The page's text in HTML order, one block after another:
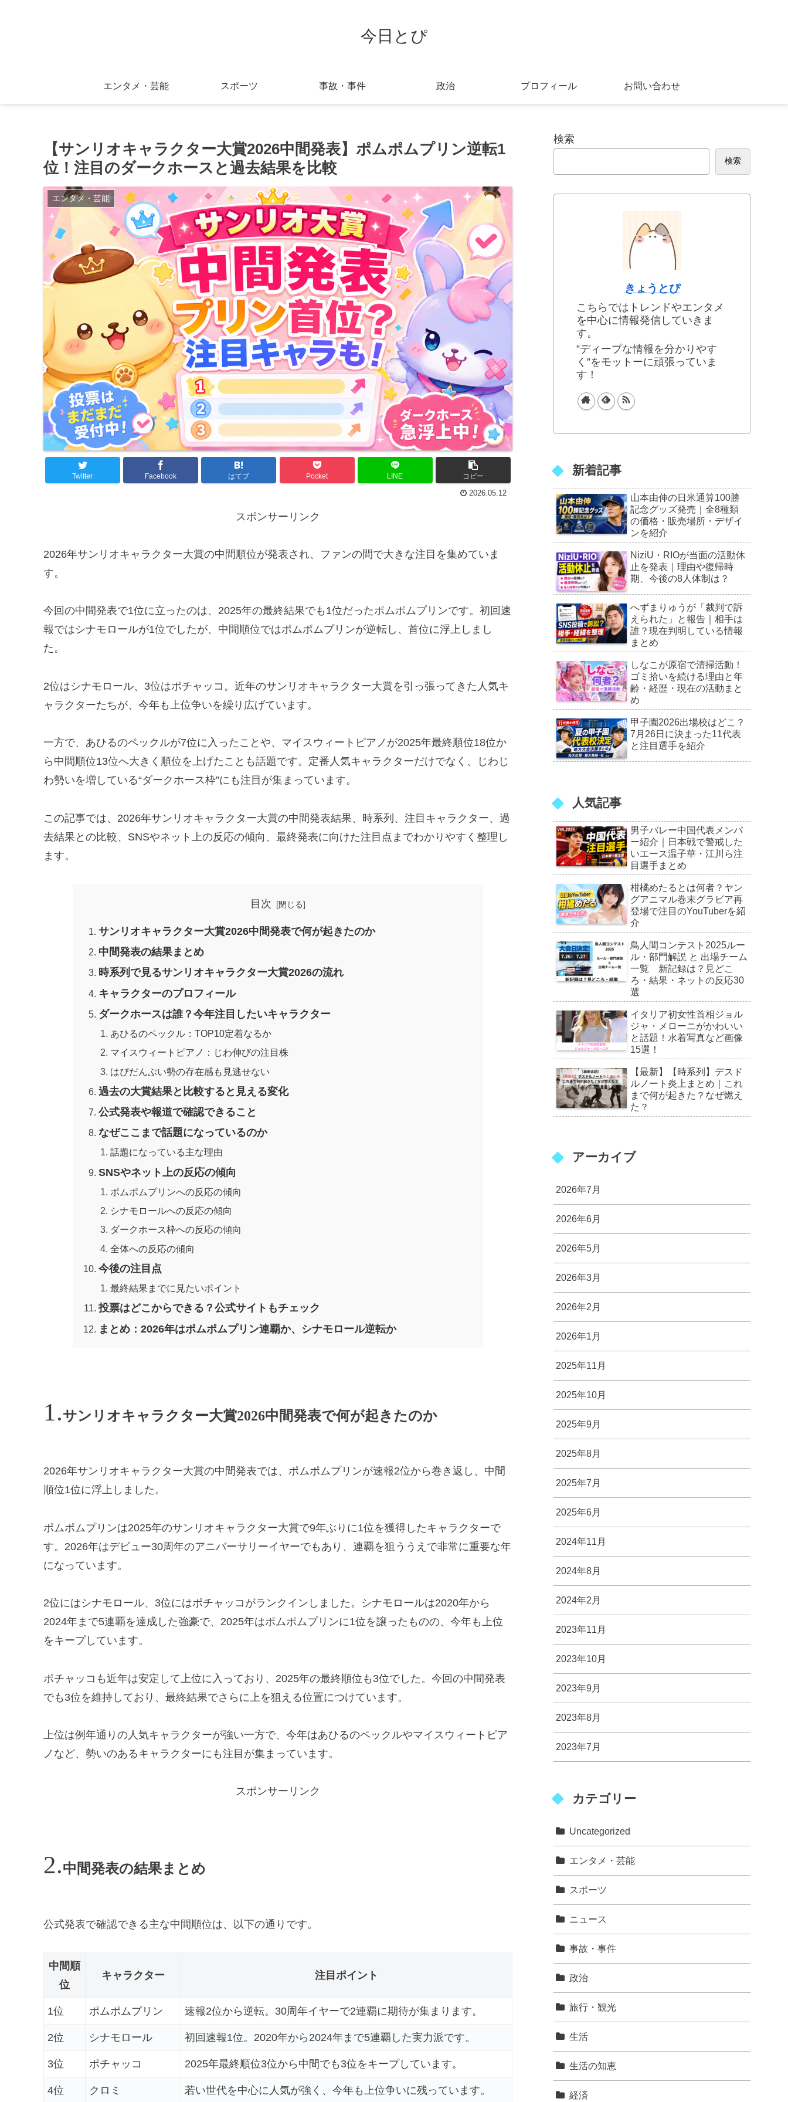
今日とぴ
エンタメ・芸能 スポーツ 事故・事件 政治 プロフィール お問い合わせ
【サンリオキャラクター大賞2026中間発表】ポムポムプリン逆転1
位！注目のダークホースと過去結果を比較
エンタメ・芸能
Twitter Facebook はてブ Pocket LINE コピー
2026.05.12
スポンサーリンク
2026年サンリオキャラクター大賞の中間順位が発表され、ファンの間で大きな注目を集めていま
す。
今回の中間発表で1位に立ったのは、2025年の最終結果でも1位だったポムポムプリンです。初回速
報ではシナモロールが1位でしたが、中間順位ではポムポムプリンが逆転し、首位に浮上しまし
た。
2位はシナモロール、3位はポチャッコ。近年のサンリオキャラクター大賞を引っ張ってきた人気キ
ャラクターたちが、今年も上位争いを繰り広げています。
一方で、あひるのペックルが7位に入ったことや、マイスウィートピアノが2025年最終順位18位か
ら中間順位13位へ大きく順位を上げたことも話題です。定番人気キャラクターだけでなく、じわじ
わ勢いを増している“ダークホース枠”にも注目が集まっています。
この記事では、2026年サンリオキャラクター大賞の中間発表結果、時系列、注目キャラクター、過
去結果との比較、SNSやネット上の反応の傾向、最終発表に向けた注目点までわかりやすく整理し
ます。
目次
サンリオキャラクター大賞2026中間発表で何が起きたのか
中間発表の結果まとめ
時系列で見るサンリオキャラクター大賞2026の流れ
キャラクターのプロフィール
ダークホースは誰？今年注目したいキャラクター
あひるのペックル：TOP10定着なるか
マイスウィートピアノ：じわ伸びの注目株
はぴだんぶい勢の存在感も見逃せない
過去の大賞結果と比較すると見える変化
公式発表や報道で確認できること
なぜここまで話題になっているのか
話題になっている主な理由
SNSやネット上の反応の傾向
ポムポムプリンへの反応の傾向
シナモロールへの反応の傾向
ダークホース枠への反応の傾向
全体への反応の傾向
今後の注目点
最終結果までに見たいポイント
投票はどこからできる？公式サイトもチェック
まとめ：2026年はポムポムプリン連覇か、シナモロール逆転か
サンリオキャラクター大賞2026中間発表で何が起きたのか
2026年サンリオキャラクター大賞の中間発表では、ポムポムプリンが速報2位から巻き返し、中間
順位1位に浮上しました。
ポムポムプリンは2025年のサンリオキャラクター大賞で9年ぶりに1位を獲得したキャラクターで
す。2026年はデビュー30周年のアニバーサリーイヤーでもあり、連覇を狙ううえで非常に重要な年
になっています。
2位にはシナモロール、3位にはポチャッコがランクインしました。シナモロールは2020年から
2024年まで5連覇を達成した強豪で、2025年はポムポムプリンに1位を譲ったものの、今年も上位
をキープしています。
ポチャッコも近年は安定して上位に入っており、2025年の最終順位も3位でした。今回の中間発表
でも3位を維持しており、最終結果でさらに上を狙える位置につけています。
上位は例年通りの人気キャラクターが強い一方で、今年はあひるのペックルやマイスウィートピア
ノなど、勢いのあるキャラクターにも注目が集まっています。
スポンサーリンク
中間発表の結果まとめ
公式発表で確認できる主な中間順位は、以下の通りです。
中間順
位
キャラクター 注目ポイント
1位 ポムポムプリン 速報2位から逆転。30周年イヤーで2連覇に期待が集まります。
2位 シナモロール 初回速報1位。2020年から2024年まで5連覇した実力派です。
3位 ポチャッコ 2025年最終順位3位から中間でも3位をキープしています。
4位 クロミ 若い世代を中心に人気が強く、今年も上位争いに残っています。
検索
検索
きょうとぴ
こちらではトレンドやエンタメ
を中心に情報発信していきま
す。
”ディープな情報を分かりやす
く”をモットーに頑張っていま
す！
新着記事
山本由伸の日米通算100勝
記念グッズ発売｜全8種類
の価格・販売場所・デザイ
ンを紹介
NiziU・RIOが当面の活動休
止を発表｜理由や復帰時
期、今後の8人体制は？
へずまりゅうが「裁判で訴
えられた」と報告｜相手は
誰？現在判明している情報
まとめ
しなこが原宿で清掃活動！
ゴミ拾いを続ける理由と年
齢・経歴・現在の活動まと
め
甲子園2026出場校はどこ？
7月26日に決まった11代表
と注目選手を紹介
人気記事
男子バレー中国代表メンバ
ー紹介｜日本戦で警戒した
いエース温子華・江川ら注
目選手まとめ
柑橘めたるとは何者？ヤン
グアニマル巻末グラビア再
登場で注目のYouTuberを紹
介
鳥人間コンテスト2025ルー
ル・部門解説 と 出場チーム
一覧 新記録は？見どこ
ろ・結果・ネットの反応30
選
イタリア初女性首相ジョル
ジャ・メローニがかわいい
と話題！水着写真など画像
15選！
【最新】【時系列】デスド
ルノート炎上まとめ｜これ
まで何が起きた？なぜ燃え
た？
アーカイブ
2026年7月
2026年6月
2026年5月
2026年3月
2026年2月
2026年1月
2025年11月
2025年10月
2025年9月
2025年8月
2025年7月
2025年6月
2024年11月
2024年8月
2024年2月
2023年11月
2023年10月
2023年9月
2023年8月
2023年7月
カテゴリー
Uncategorized
エンタメ・芸能
スポーツ
ニュース
事故・事件
政治
旅行・観光
生活
生活の知恵
経済